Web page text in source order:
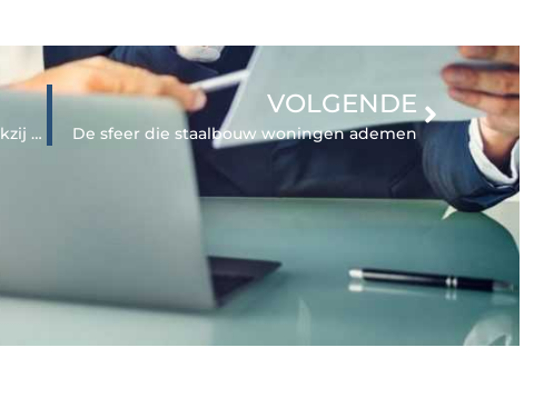
Geef uw kind meer zelfvertrouwen dankzij een Cito training in Etten-Leur
VOLGENDE
De sfeer die staalbouw woningen ademen